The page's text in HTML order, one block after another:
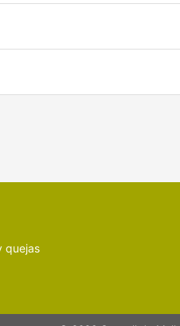
quejas